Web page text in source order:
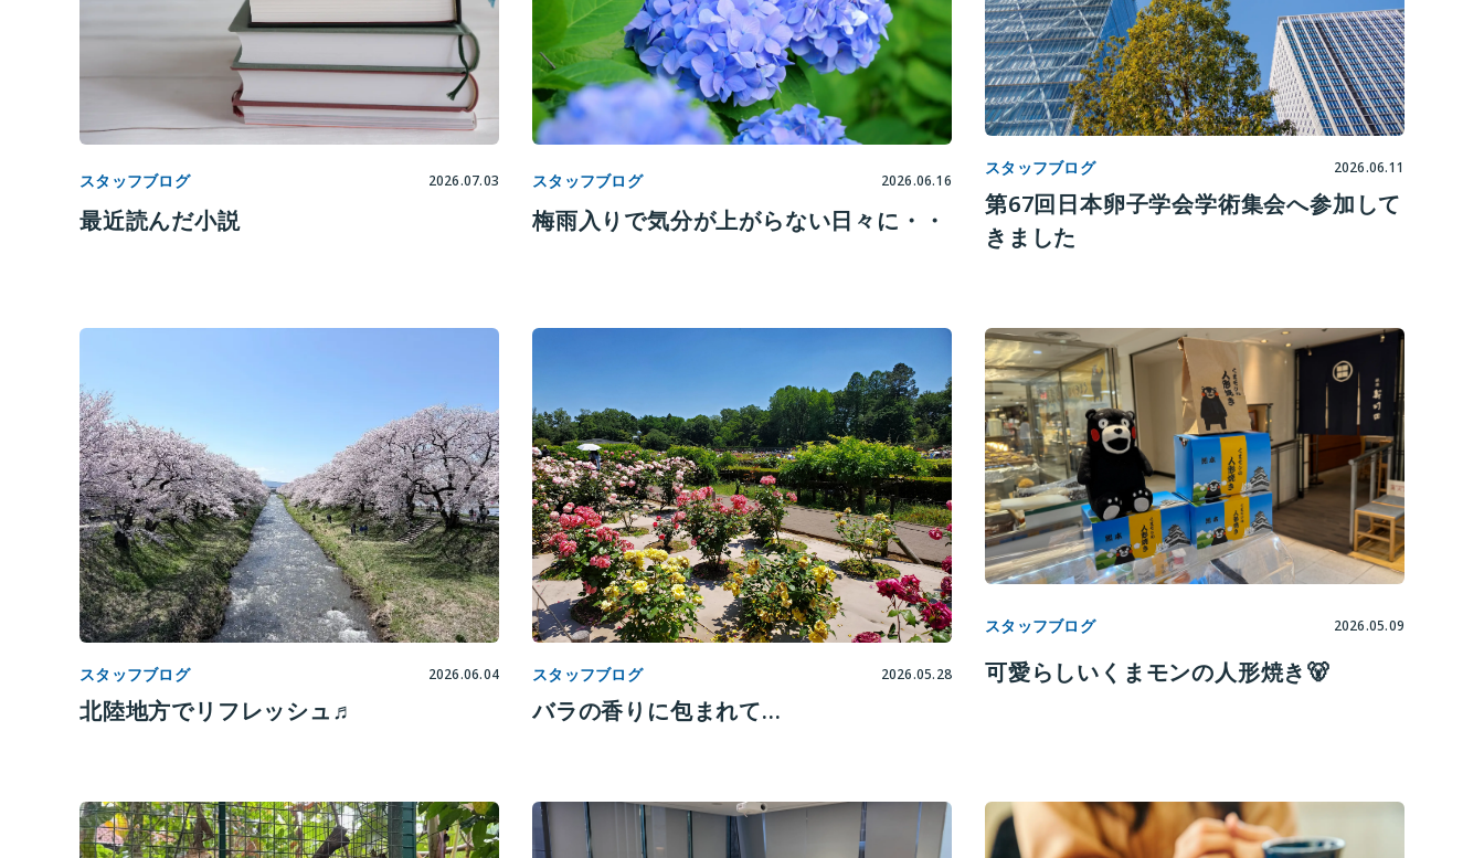
スタッフブログ 2026.07.03
最近読んだ小説
スタッフブログ 2026.06.16
梅雨入りで気分が上がらない日々に・・
スタッフブログ 2026.06.11
第67回日本卵子学会学術集会へ参加して
きました
スタッフブログ 2026.06.04
北陸地方でリフレッシュ♬
スタッフブログ 2026.05.28
バラの香りに包まれて…
スタッフブログ 2026.05.09
可愛らしいくまモンの人形焼き🐻